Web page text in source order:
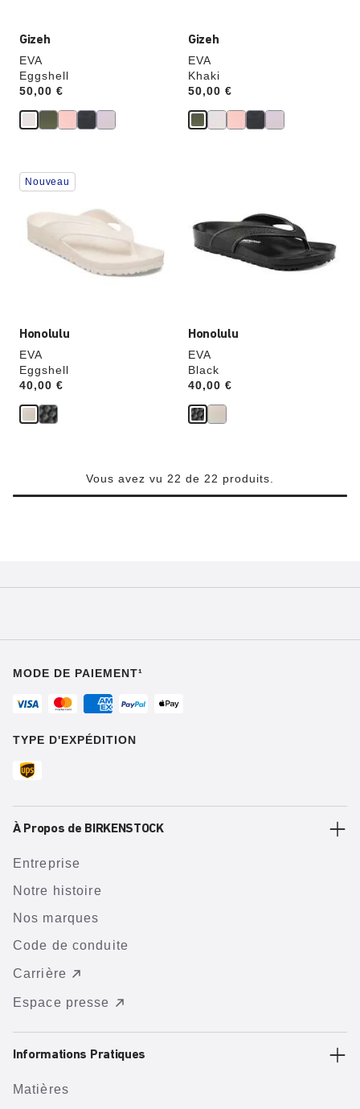
Gizeh
EVA
Eggshell
Price:
50,00 €
Gizeh
EVA
Khaki
Price:
50,00 €
Honolulu
EVA
Eggshell
Price:
40,00 €
Cliquer
sur
échantillons
couleurs
modifiera
Nouveau
Honolulu
EVA
Black
Price:
40,00 €
échantillons
de
couleurs
modifiera
Vous avez vu 22 de 22 produits.
MODE DE PAIEMENT¹
TYPE D'EXPÉDITION
À Propos de BIRKENSTOCK
Entreprise
Notre histoire
Nos marques
Code de conduite
Carrière
Espace presse
Informations Pratiques
Matières